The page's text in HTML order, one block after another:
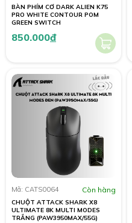
BÀN PHÍM CƠ DARK ALIEN K75
PRO WHITE CONTOUR POM
GREEN SWITCH
850.000đ
Mã: CATS0064 Còn hàng
CHUỘT ATTACK SHARK X8
ULTIMATE 8K MULTI MODES
TRẮNG (PAW3950MAX/55G)